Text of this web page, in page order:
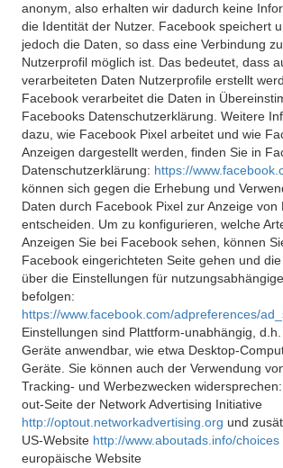
anonym, also erhalten wir dadurch keine
die Identität der Nutzer. Facebook speichert
jedoch die Daten, so dass eine Verbindung
Nutzerprofil möglich ist. Das bedeutet, dass
verarbeiteten Daten Nutzerprofile erstellt
Facebook verarbeitet die Daten in
Facebooks Datenschutzerklärung. Weitere
dazu, wie Facebook Pixel arbeitet und wie
Anzeigen dargestellt werden, finden Sie in
Datenschutzerklärung: https://
können sich gegen die Erhebung und
Daten durch Facebook Pixel zur Anzeige von
entscheiden. Um zu konfigurieren, welche
Anzeigen Sie bei Facebook sehen, können
Facebook eingerichteten Seite gehen und
über die Einstellungen für
befolgen:
https://www.facebook.com/adpreferences/
Einstellungen sind Plattform-unabhängig,
Geräte anwendbar, wie etwa Desktop-
Geräte. Sie können auch der Verwendung
Tracking- und Werbezwecken
out-Seite der Network Advertising Initiative
http://optout.networkadvertising.org und
US-Website http://www.aboutads.info/choices
europäische Website